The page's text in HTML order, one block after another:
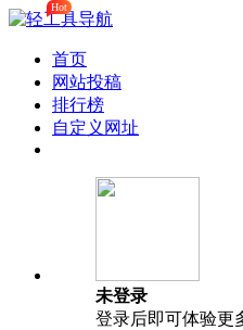
首页
网站投稿
排行榜
Hot
自定义网址
未登录
登录后即可体验更